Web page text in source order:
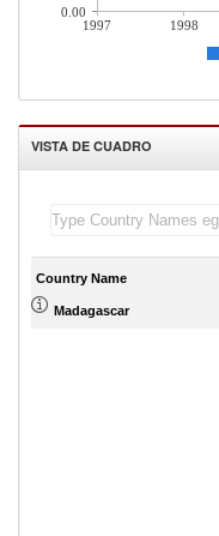
1997 1998
0.00
VISTA DE CUADRO
Country Name
Madagascar